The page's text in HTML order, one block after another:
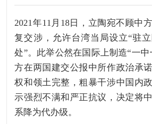
2021年11月18日，立陶宛不顾中
复交涉，允许台湾当局设立“驻
处”。此举公然在国际上制造“一
方在两国建交公报中所作政治承
权和领土完整，粗暴干涉中国内
示强烈不满和严正抗议，决定将
系降为代办级。